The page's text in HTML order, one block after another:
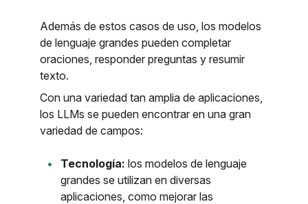
Además de estos casos de uso, los modelos
de lenguaje grandes pueden completar
oraciones, responder preguntas y resumir
texto.
Con una variedad tan amplia de aplicaciones,
los LLMs se pueden encontrar en una gran
variedad de campos:
Tecnología: los modelos de lenguaje
grandes se utilizan en diversas
aplicaciones, como mejorar las